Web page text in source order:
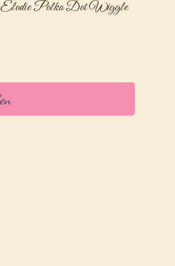
Elodie Polka Dot Wiggle